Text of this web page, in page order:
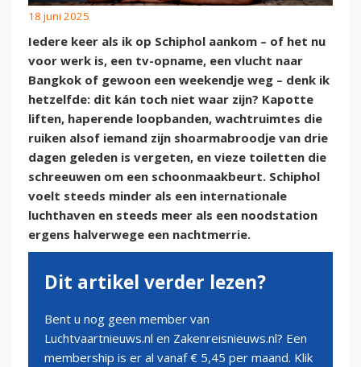
18 juni 2025
Iedere keer als ik op Schiphol aankom – of het nu
voor werk is, een tv-opname, een vlucht naar
Bangkok of gewoon een weekendje weg – denk ik
hetzelfde: dit kán toch niet waar zijn? Kapotte
liften, haperende loopbanden, wachtruimtes die
ruiken alsof iemand zijn shoarmabroodje van drie
dagen geleden is vergeten, en vieze toiletten die
schreeuwen om een schoonmaakbeurt. Schiphol
voelt steeds minder als een internationale
luchthaven en steeds meer als een noodstation
ergens halverwege een nachtmerrie.
Dit artikel verder lezen?
Bent u nog geen member van
Luchtvaartnieuws.nl en Zakenreisnieuws.nl? Een
membership is er al vanaf € 5,45 per maand. Klik